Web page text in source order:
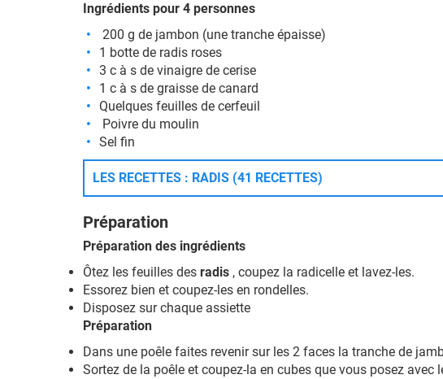
Ingrédients pour 4 personnes
200 g de jambon (une tranche épaisse)
1 botte de radis roses
3 c à s de vinaigre de cerise
1 c à s de graisse de canard
Quelques feuilles de cerfeuil
Poivre du moulin
Sel fin
LES RECETTES : RADIS (41 RECETTES)
Préparation
Préparation des ingrédients
Ôtez les feuilles des radis , coupez la radicelle et lavez-les.
Essorez bien et coupez-les en rondelles.
Disposez sur chaque assiette
Préparation
Dans une poêle faites revenir sur les 2 faces la tranche de
Sortez de la poêle et coupez-la en cubes que vous posez avec